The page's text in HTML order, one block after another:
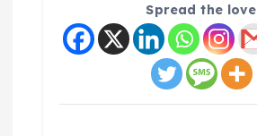
Spread the love